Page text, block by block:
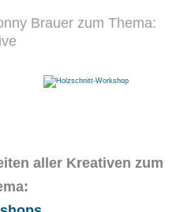
Brauer zum Thema:
aller Kreativen zum